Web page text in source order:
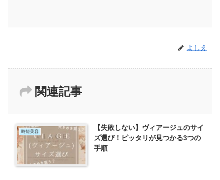
よしえ
関連記事
時短美容
【失敗しない】ヴィアージュのサイ
ズ選び！ピッタリが見つかる3つの
手順